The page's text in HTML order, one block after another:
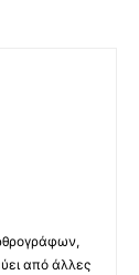
από άλλες